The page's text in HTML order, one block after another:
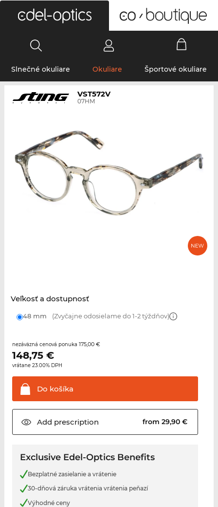
Slnečné okuliare Okuliare Športové okuliare
VST572V
07HM
Veľkosť a dostupnosť
48 mm (Zvyčajne odosielame do 1-2 týždňov)
nezáväzná cenová ponuka 175,00 €
148,75€
vrátane 23.00% DPH
Do košíka
Add prescription from 29,90 €
Exclusive Edel-Optics Benefits
Bezplatné zasielanie a vrátenie
30-dňová záruka vrátenia vrátenia peňazí
Výhodné ceny